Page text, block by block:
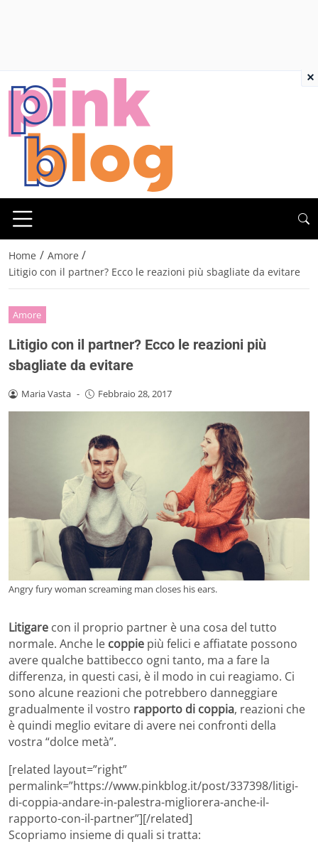
Home / Amore /
Litigio con il partner? Ecco le reazioni più sbagliate da evitare
Amore
Litigio con il partner? Ecco le reazioni più
sbagliate da evitare
Maria Vasta - Febbraio 28, 2017
Angry fury woman screaming man closes his ears.
Litigare con il proprio partner è una cosa del tutto
normale. Anche le coppie più felici e affiatate possono
avere qualche battibecco ogni tanto, ma a fare la
differenza, in questi casi, è il modo in cui reagiamo. Ci
sono alcune reazioni che potrebbero danneggiare
gradualmente il vostro rapporto di coppia, reazioni che
è quindi meglio evitare di avere nei confronti della
vostra “dolce metà”.
[related layout=”right”
permalink=”https://www.pinkblog.it/post/337398/litigi-
di-coppia-andare-in-palestra-migliorera-anche-il-
rapporto-con-il-partner”][/related]
Scopriamo insieme di quali si tratta:
×